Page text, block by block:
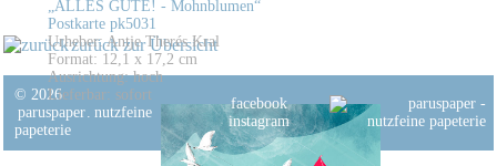
„ALLES GUTE! - Mohnblumen“
Postkarte pk5031
Urheber: Antje Therés Kral
Format: 12,1 x 17,2 cm
Ausrichtung: hoch
Lieferbar: sofort
zurück zur Übersicht
© 2026
paruspaper. nutzfeine
papeterie
facebook
instagram